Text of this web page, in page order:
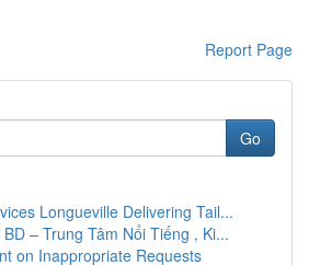
Report Page
Go
Longueville Delivering Tail...
– Trung Tâm Nổi Tiếng , Ki...
on Inappropriate Requests